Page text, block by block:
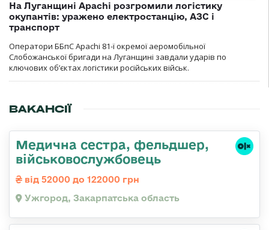
На Луганщині Apachi розгромили логістику
окупантів: уражено електростанцію, АЗС і
транспорт
Оператори ББпС Apachi 81-ї окремої аеромобільної
Слобожанської бригади на Луганщині завдали ударів по
ключових об’єктах логістики російських військ.
ВАКАНСІЇ
Медична сестра, фельдшер,
військовослужбовець
від 52000 до 122000 грн
Ужгород, Закарпатська область